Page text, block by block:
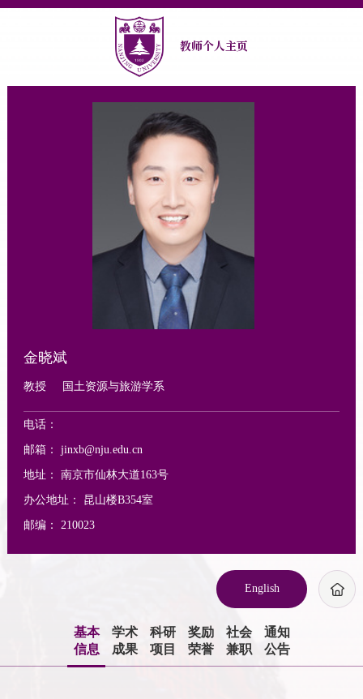
教师个人主页
金晓斌
教授 国土资源与旅游学系
电话：
邮箱： jinxb@nju.edu.cn
地址： 南京市仙林大道163号
办公地址： 昆山楼B354室
邮编： 210023
基本
信息
学术
成果
科研
项目
奖励
荣誉
社会
兼职
通知
公告
English